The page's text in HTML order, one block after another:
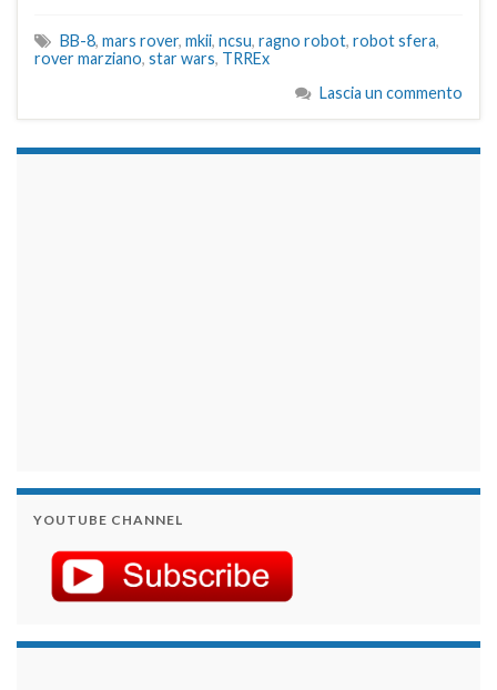
BB-8, mars rover, mkii, ncsu, ragno robot, robot sfera,
rover marziano, star wars, TRREx
Lascia un commento
YOUTUBE CHANNEL